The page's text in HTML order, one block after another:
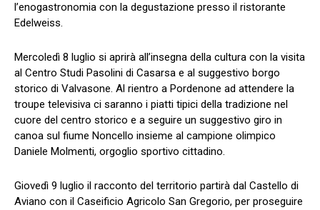
l’enogastronomia con la degustazione presso il ristorante
Edelweiss.
Mercoledì 8 luglio si aprirà all’insegna della cultura con la visita
al Centro Studi Pasolini di Casarsa e al suggestivo borgo
storico di Valvasone. Al rientro a Pordenone ad attendere la
troupe televisiva ci saranno i piatti tipici della tradizione nel
cuore del centro storico e a seguire un suggestivo giro in
canoa sul fiume Noncello insieme al campione olimpico
Daniele Molmenti, orgoglio sportivo cittadino.
Giovedì 9 luglio il racconto del territorio partirà dal Castello di
Aviano con il Caseificio Agricolo San Gregorio, per proseguire